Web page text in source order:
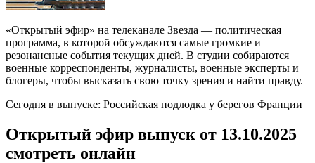
«Открытый эфир» на телеканале Звезда — политическая
программа, в которой обсуждаются самые громкие и
резонансные события текущих дней. В студии собираются
военные корреспонденты, журналисты, военные эксперты и
блогеры, чтобы высказать свою точку зрения и найти правду.
Сегодня в выпуске: Российская подлодка у берегов Франции
Открытый эфир выпуск от 13.10.2025
смотреть онлайн